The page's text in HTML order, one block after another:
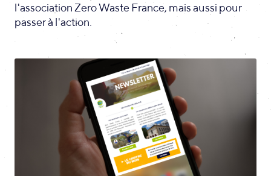
l'association Zero Waste France, mais aussi pour
passer à l'action.